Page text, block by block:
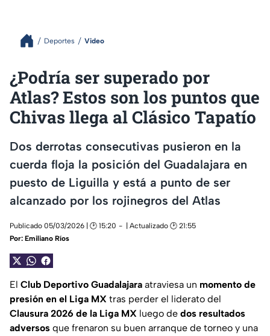
Deportes Video
¿Podría ser superado por
Atlas? Estos son los puntos que
Chivas llega al Clásico Tapatío
Dos derrotas consecutivas pusieron en la
cuerda floja la posición del Guadalajara en
puesto de Liguilla y está a punto de ser
alcanzado por los rojinegros del Atlas
Publicado 05/03/2026 | 🕑 15:20
| Actualizado 🕑 21:55
Por: Emiliano Ríos
El Club Deportivo Guadalajara atraviesa un momento de
presión en el Liga MX tras perder el liderato del
Clausura 2026 de la Liga MX luego de dos resultados
adversos que frenaron su buen arranque de torneo y una